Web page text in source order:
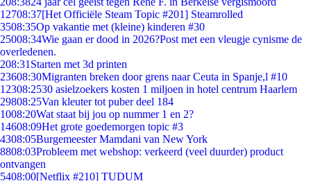
12708:37[Het Officiële Steam Topic #201] Steamrolled
3508:35Op vakantie met (kleine) kinderen #30
25008:34Wie gaan er dood in 2026?Post met een vleugje cynisme de
overledenen.
208:31 Starten met 3d printen
23608:30Migranten breken door grens naar Ceuta in Spanje,l #10
12308:2530 asielzoekers kosten 1 miljoen in hotel centrum Haarlem
29808:25Van kleuter tot puber deel 184
1008:20Wat staat bij jou op nummer 1 en 2?
14608:09Het grote goedemorgen topic #3
4308:05Burgemeester Mamdani van New York
8808:03Probleem met webshop: verkeerd (veel duurder) product
ontvangen
5408:00[Netflix #210] TUDUM